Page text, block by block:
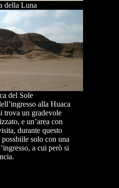
della Luna
del Sole
alla Huaca
trova un gradevole
e un’area con
durante questo
solo con una
a cui però si